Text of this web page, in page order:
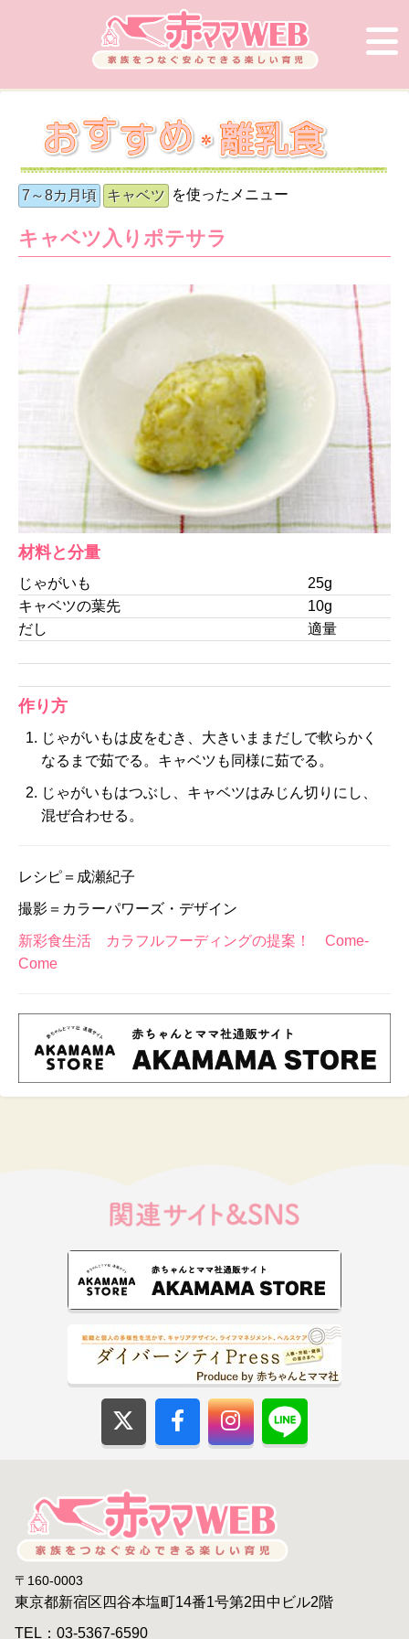
7～8カ月頃 キャベツ を使ったメニュー
キャベツ入りポテサラ
材料と分量
じゃがいも
25g
キャベツの葉先
10g
だし
適量
作り方
じゃがいもは皮をむき、大きいままだしで軟らかく
なるまで茹でる。キャベツも同様に茹でる。
じゃがいもはつぶし、キャベツはみじん切りにし、
混ぜ合わせる。
レシピ＝成瀬紀子
撮影＝カラーパワーズ・デザイン
新彩食生活 カラフルフーディングの提案！ Come-
Come
〒160-0003
東京都新宿区四谷本塩町14番1号第2田中ビル2階
TEL：03-5367-6590